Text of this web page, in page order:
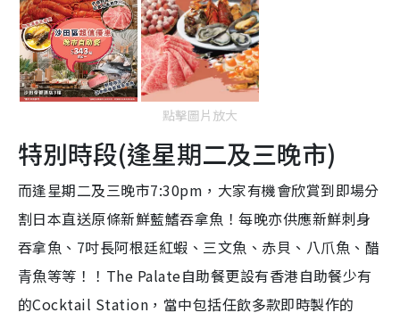
點擊圖片放大
特別時段(逢星期二及三晚市)
而逢星期二及三晚市7:30pm，大家有機會欣賞到即場分
割日本直送原條新鮮藍鰭吞拿魚！每晚亦供應新鮮刺身
吞拿魚、7吋長阿根廷紅蝦、三文魚、赤貝、八爪魚、醋
⻘魚等等！！The Palate⾃助餐更設有香港⾃助餐少有
的Cocktail Station，當中包括任飲多款即時製作的